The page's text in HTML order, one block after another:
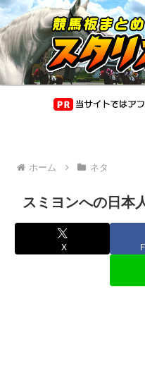
ホーム ネタ
スミヨンへの日本
X